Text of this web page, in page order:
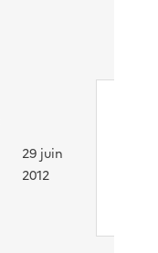
29 juin
2012